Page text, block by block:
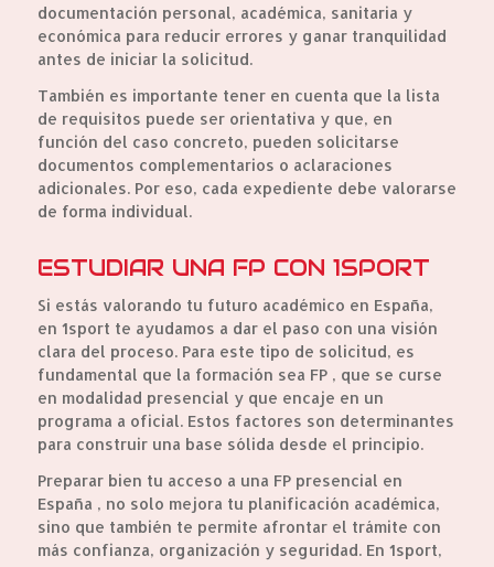
documentación personal, académica, sanitaria y
económica para reducir errores y ganar tranquilidad
antes de iniciar la solicitud.
También es importante tener en cuenta que la lista
de requisitos puede ser orientativa y que, en
función del caso concreto, pueden solicitarse
documentos complementarios o aclaraciones
adicionales. Por eso, cada expediente debe valorarse
de forma individual.
ESTUDIAR UNA FP CON 1SPORT
Si estás valorando tu futuro académico en España,
en 1sport te ayudamos a dar el paso con una visión
clara del proceso. Para este tipo de solicitud, es
fundamental que la formación sea FP , que se curse
en modalidad presencial y que encaje en un
programa a oficial. Estos factores son determinantes
para construir una base sólida desde el principio.
Preparar bien tu acceso a una FP presencial en
España , no solo mejora tu planificación académica,
sino que también te permite afrontar el trámite con
más confianza, organización y seguridad. En 1sport,